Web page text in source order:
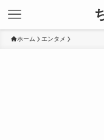
ホーム エンタメ